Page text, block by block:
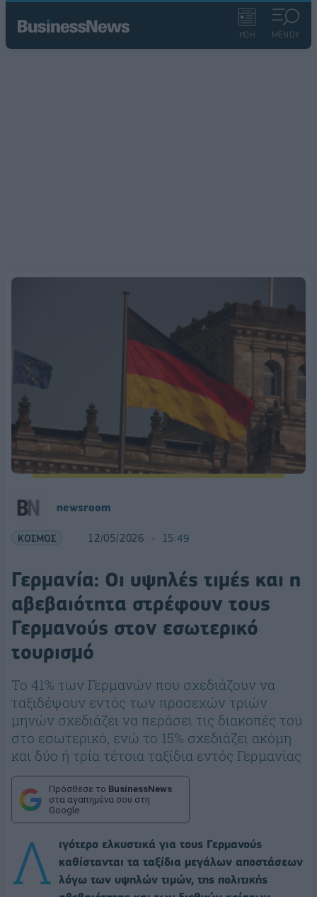
ΡΟΗ ΜΕΝΟΥ
newsroom
ΚΟΣΜΟΣ 12/05/2026 15:49
Γερμανία: Οι υψηλές τιμές και η
αβεβαιότητα στρέφουν τους
Γερμανούς στον εσωτερικό
τουρισμό
Το 41% των Γερμανών που σχεδιάζουν να
ταξιδέψουν εντός των προσεχών τριών
μηνών σχεδιάζει να περάσει τις διακοπές του
στο εσωτερικό, ενώ το 15% σχεδιάζει ακόμη
και δύο ή τρία τέτοια ταξίδια εντός Γερμανίας
Πρόσθεσε το BusinessNews
στα αγαπημένα σου στη
Google
Λ
ιγότερο ελκυστικά για τους Γερμανούς
καθίστανται τα ταξίδια μεγάλων αποστάσεων
λόγω των υψηλών τιμών, της πολιτικής